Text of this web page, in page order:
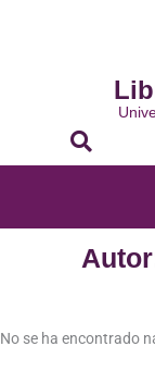
No se ha encontrado